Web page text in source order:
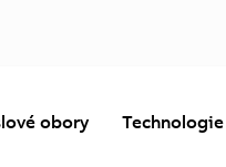
obory Technologie